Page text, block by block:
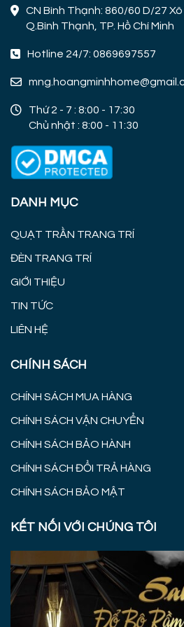
CN Bình Thạnh: 860/60 D/27
Q.Bình Thạnh, TP. Hồ Chí Minh
Hotline 24/7: 0869697557
Thứ 2 - 7 : 8:00 - 17:30
Chủ nhật : 8:00 - 11:30
DANH MỤC
QUẠT TRẦN TRANG TRÍ
ĐÈN TRANG TRÍ
GIỚI THIỆU
TIN TỨC
LIÊN HỆ
CHÍNH SÁCH
CHÍNH SÁCH MUA HÀNG
CHÍNH SÁCH VẬN CHUYỂN
CHÍNH SÁCH BẢO HÀNH
CHÍNH SÁCH ĐỔI TRẢ HÀNG
CHÍNH SÁCH BẢO MẬT
KẾT NỐI VỚI CHÚNG TÔI